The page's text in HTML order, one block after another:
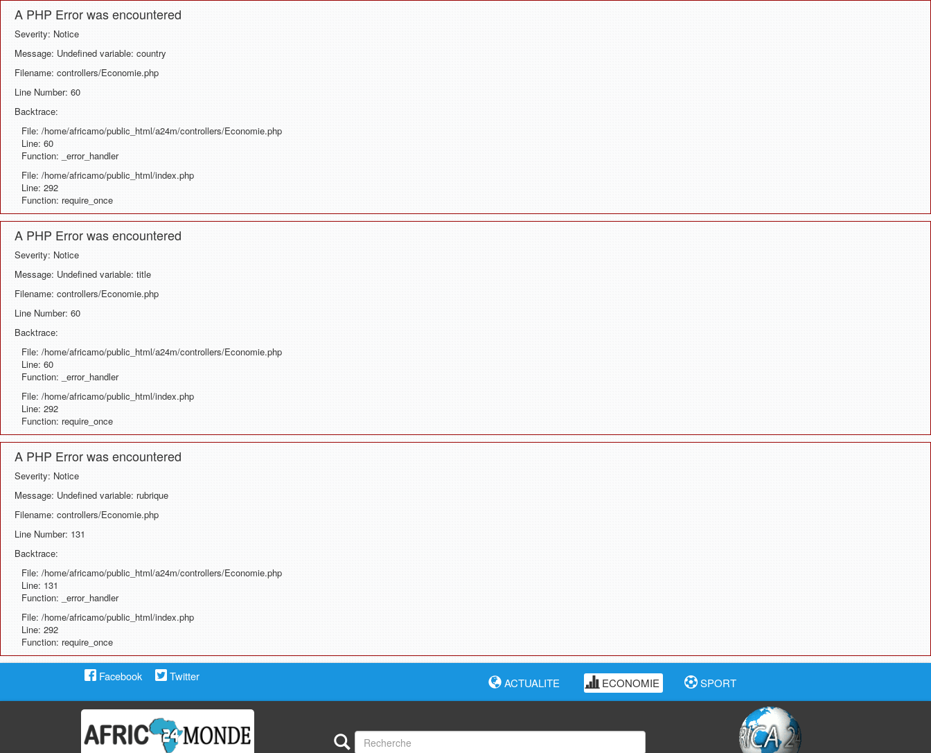
A PHP Error was encountered
Severity: Notice
Message: Undefined variable: country
Filename: controllers/Economie.php
Line Number: 60
Backtrace:
File: /home/africamo/public_html/a24m/controllers/Economie.php
Line: 60
Function: _error_handler
File: /home/africamo/public_html/index.php
Line: 292
Function: require_once
A PHP Error was encountered
Severity: Notice
Message: Undefined variable: title
Filename: controllers/Economie.php
Line Number: 60
Backtrace:
File: /home/africamo/public_html/a24m/controllers/Economie.php
Line: 60
Function: _error_handler
File: /home/africamo/public_html/index.php
Line: 292
Function: require_once
A PHP Error was encountered
Severity: Notice
Message: Undefined variable: rubrique
Filename: controllers/Economie.php
Line Number: 131
Backtrace:
File: /home/africamo/public_html/a24m/controllers/Economie.php
Line: 131
Function: _error_handler
File: /home/africamo/public_html/index.php
Line: 292
Function: require_once
Facebook Twitter ACTUALITE ECONOMIE SPORT